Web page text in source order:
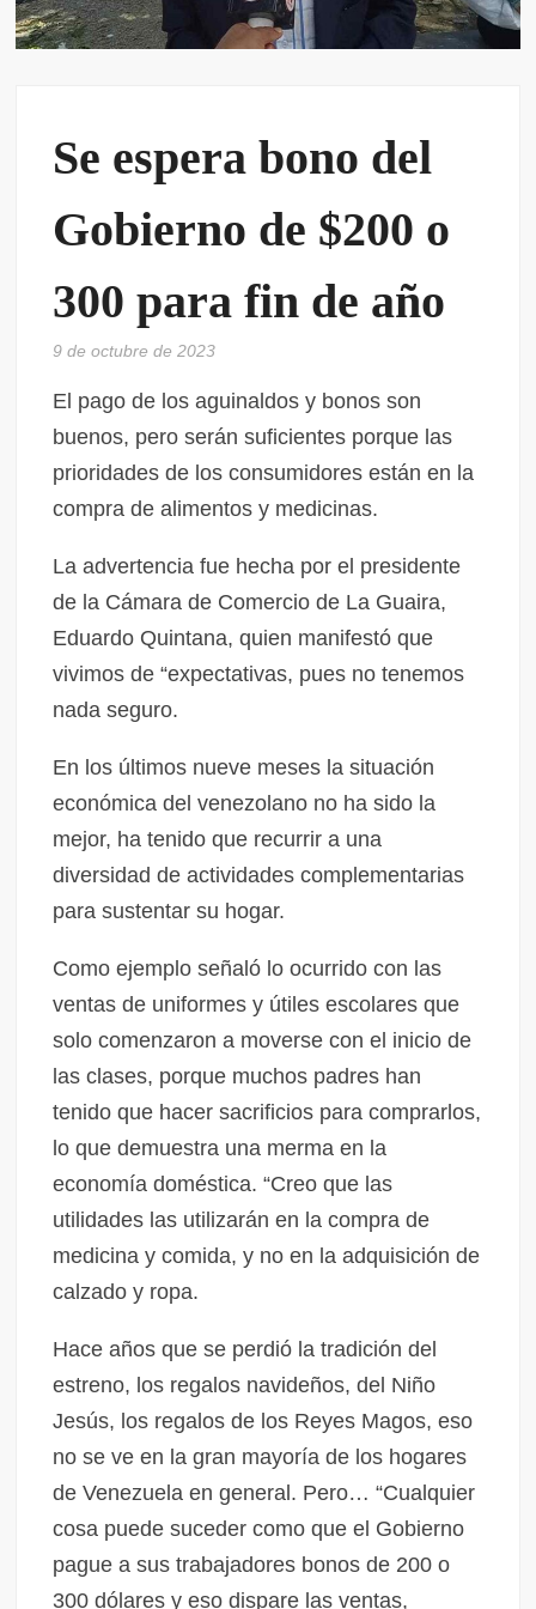
Se espera bono del
Gobierno de $200 o
300 para fin de año
9 de octubre de 2023
El pago de los aguinaldos y bonos son
buenos, pero serán suficientes porque las
prioridades de los consumidores están en la
compra de alimentos y medicinas.
La advertencia fue hecha por el presidente
de la Cámara de Comercio de La Guaira,
Eduardo Quintana, quien manifestó que
vivimos de “expectativas, pues no tenemos
nada seguro.
En los últimos nueve meses la situación
económica del venezolano no ha sido la
mejor, ha tenido que recurrir a una
diversidad de actividades complementarias
para sustentar su hogar.
Como ejemplo señaló lo ocurrido con las
ventas de uniformes y útiles escolares que
solo comenzaron a moverse con el inicio de
las clases, porque muchos padres han
tenido que hacer sacrificios para comprarlos,
lo que demuestra una merma en la
economía doméstica. “Creo que las
utilidades las utilizarán en la compra de
medicina y comida, y no en la adquisición de
calzado y ropa.
Hace años que se perdió la tradición del
estreno, los regalos navideños, del Niño
Jesús, los regalos de los Reyes Magos, eso
no se ve en la gran mayoría de los hogares
de Venezuela en general. Pero… “Cualquier
cosa puede suceder como que el Gobierno
pague a sus trabajadores bonos de 200 o
300 dólares y eso dispare las ventas,